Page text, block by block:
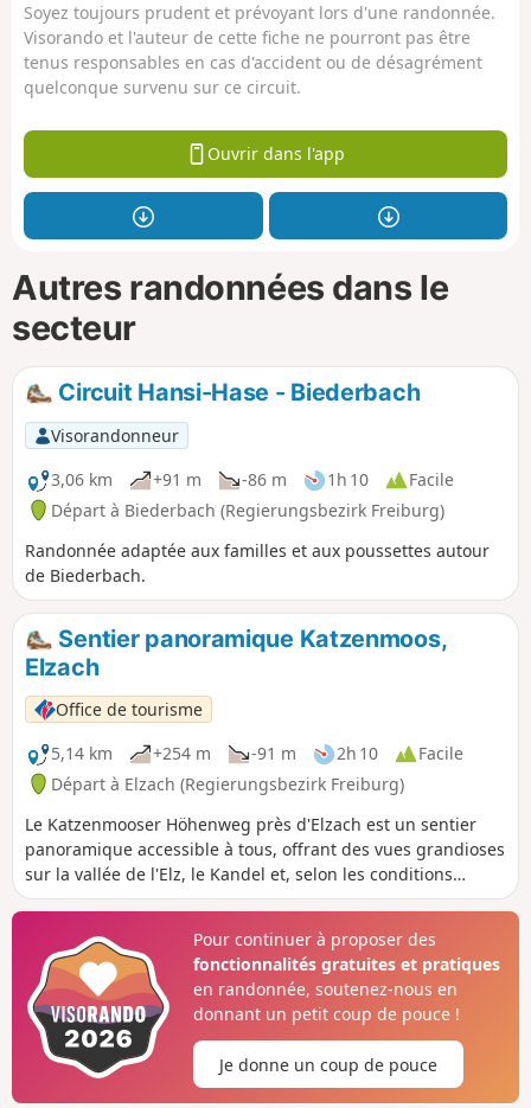
Soyez toujours prudent et prévoyant lors d'une randonnée.
Visorando et l'auteur de cette fiche ne pourront pas être
tenus responsables en cas d'accident ou de désagrément
quelconque survenu sur ce circuit.
Ouvrir dans l'app
Autres randonnées dans le
secteur
Circuit Hansi-Hase - Biederbach
Visorandonneur
3,06 km
+91 m -86 m 1h 10
Facile
Départ à Biederbach (Regierungsbezirk Freiburg)
Randonnée adaptée aux familles et aux poussettes autour
de Biederbach.
Sentier panoramique Katzenmoos,
Elzach
Office de tourisme
5,14 km
+254 m -91 m 2h 10
Facile
Départ à Elzach (Regierungsbezirk Freiburg)
Le Katzenmooser Höhenweg près d'Elzach est un sentier
panoramique accessible à tous, offrant des vues grandioses
sur la vallée de l'Elz, le Kandel et, selon les conditions
météorologiques, le Rosskopf près de Fribourg.
Pour continuer à proposer des
fonctionnalités gratuites et pratiques
en randonnée, soutenez-nous en
donnant un petit coup de pouce !
Je donne un coup de pouce